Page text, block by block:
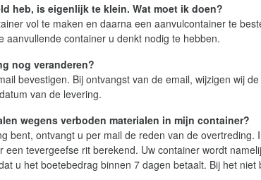
heb, is eigenlijk te klein. Wat moet ik doen?
vol te maken en daarna een aanvulcontainer te
aanvullende container u denkt nodig te hebben.
nog veranderen?
bevestigen. Bij ontvangst van de email, wijzigen wij
van de levering.
wegens verboden materialen in mijn container?
bent, ontvangt u per mail de reden van de overtreding.
tevergeefse rit berekend. Uw container wordt
u het boetebedrag binnen 7 dagen betaalt. Bij het